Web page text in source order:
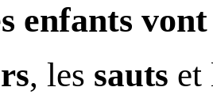
enfants
, les sauts